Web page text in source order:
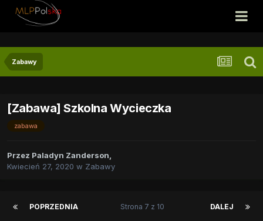
Zabawy
[Zabawa] Szkolna Wycieczka
zabawa
Przez Paladyn Zanderson,
Kwiecień 27, 2020 w Zabawy
POPRZEDNIA DALEJ
Strona 7 z 10